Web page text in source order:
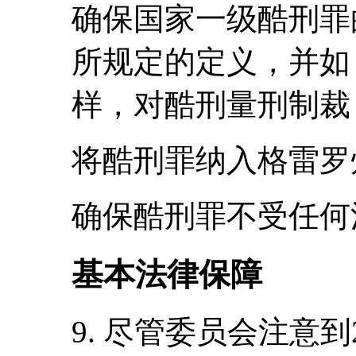
确保国家一级酷刑
所规定的定义，并
样，对酷刑量刑制
将酷刑罪纳入格雷
确保酷刑罪不受任
基本法律保障
9. 尽管委员会注意